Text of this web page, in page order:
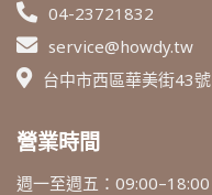
04-23721832
service@howdy.tw
台中市西區華美街43號
營業時間
週一至週五：09:00–18:00